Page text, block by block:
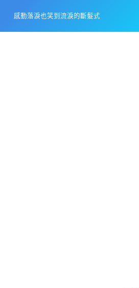
content
感動落淚也笑到流淚的斷髮式